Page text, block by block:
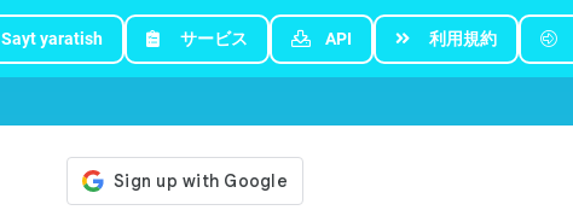
Sayt yaratish サービス API 利用規約